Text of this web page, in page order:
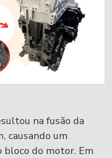
na fusão da
causando um
bloco do motor. Em